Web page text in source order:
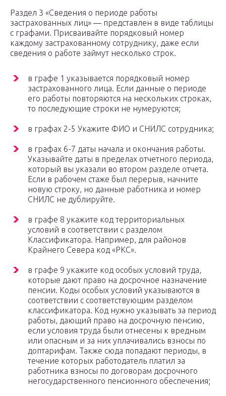
Раздел 3 «Сведения о периоде работы
застрахованных лиц» — представлен в виде таблицы
с графами. Присваивайте порядковый номер
каждому застрахованному сотруднику, даже если
сведения о работе займут несколько строк.
в графе 1 указывается порядковый номер
застрахованного лица. Если данные о периоде
его работы повторяются на нескольких строках,
то последующие строки не нумеруются;
в графах 2-5 Укажите ФИО и СНИЛС сотрудника;
в графах 6-7 даты начала и окончания работы.
Указывайте даты в пределах отчетного периода,
который вы указали во втором разделе отчета.
Если в рабочем стаже был перерыв, начните
новую строку, но данные работника и номер
СНИЛС не дублируйте.
в графе 8 укажите код территориальных
условий в соответствии с разделом
Классификатора. Например, для районов
Крайнего Севера код «РКС».
в графе 9 укажите код особых условий труда,
которые дают право на досрочное назначение
пенсии. Коды особых условий указываются в
соответствии с соответствующим разделом
классификатора. Код нужно указывать за период
работы, дающий право на досрочную пенсию,
если условия труда были отнесены к вредным
или опасным и за них уплачивались взносы по
доптарифам. Также сюда попадают периоды, в
течение которых работодатель платил за
работника взносы по договорам досрочного
негосударственного пенсионного обеспечения;